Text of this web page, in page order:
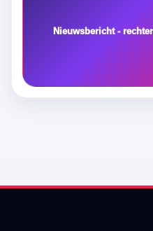
Nieuwsbericht -